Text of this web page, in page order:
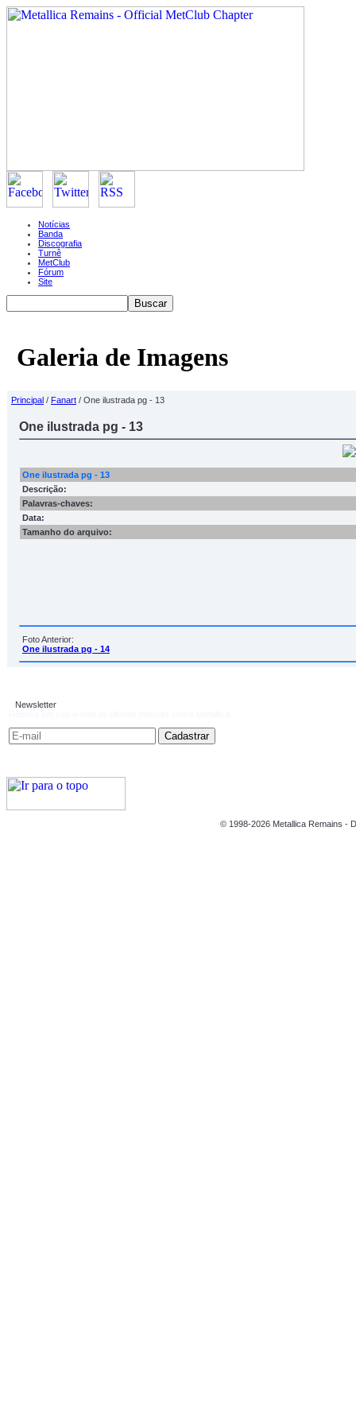
Notícias
Banda
Discografia
Turnê
MetClub
Fórum
Site
Galeria de Imagens
Principal / Fanart / One ilustrada pg - 13
One ilustrada pg - 13
One ilustrada pg - 13
Descrição:
Palavras-chaves:
Data:
Tamanho do arquivo:
Foto Anterior:
One ilustrada pg - 14
Newsletter
© 1998-2026 Metallica Remains -